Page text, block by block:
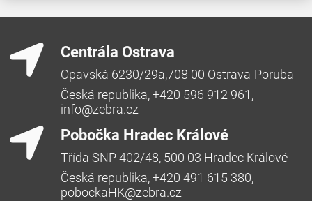
Centrála Ostrava
Opavská 6230/29a,708 00 Ostrava-Poruba
Česká republika, +420 596 912 961,
info@zebra.cz
Pobočka Hradec Králové
Třída SNP 402/48, 500 03 Hradec Králové
Česká republika, +420 491 615 380,
pobockaHK@zebra.cz